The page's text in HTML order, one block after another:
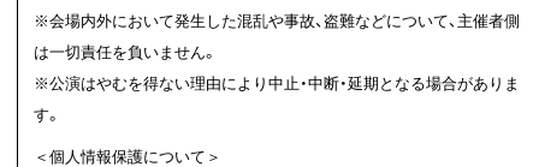
※会場内外において発生した混乱や事故、盗難などについて、主催者側
は一切責任を負いません。
※公演はやむを得ない理由により中止・中断・延期となる場合がありま
す。
＜個人情報保護について＞